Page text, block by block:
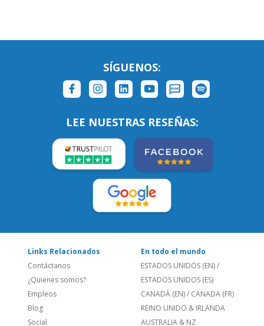
SÍGUENOS:
LEE NUESTRAS RESEÑAS:
Links Relacionados
Contáctanos
¿Quienes somos?
Empleos
Blog
Social
En todo el mundo
ESTADOS UNIDOS (EN)/
ESTADOS UNIDOS (ES)
CANADÁ (EN)/ CANADA (FR)
REINO UNIDO & IRLANDA
AUSTRALIA & NZ